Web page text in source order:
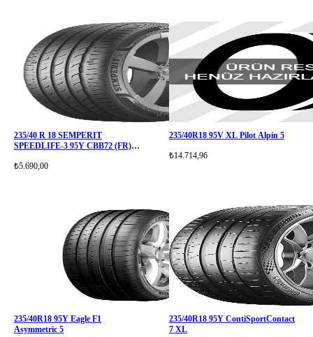
235/40 R 18 SEMPERIT
SPEEDLIFE-3 95Y CBB72 (FR)
₺5.690,00
235/40R18 95V XL Pilot Alpin 5
₺14.714,96
235/40R18 95Y Eagle F1
Asymmetric 5
235/40R18 95Y ContiSportContact
7 XL